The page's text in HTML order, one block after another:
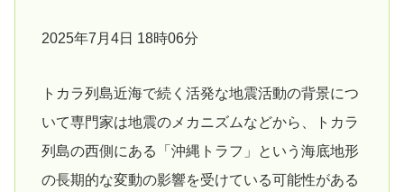
2025年7月4日 18時06分
トカラ列島近海で続く活発な地震活動の背景につ
いて専門家は地震のメカニズムなどから、トカラ
列島の西側にある「沖縄トラフ」という海底地形
の長期的な変動の影響を受けている可能性がある